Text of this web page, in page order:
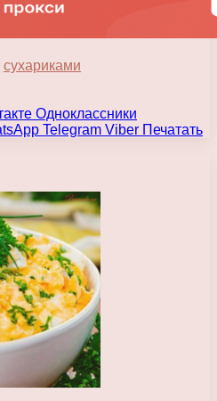
сухариками
Одноклассники
Telegram Viber Печатать